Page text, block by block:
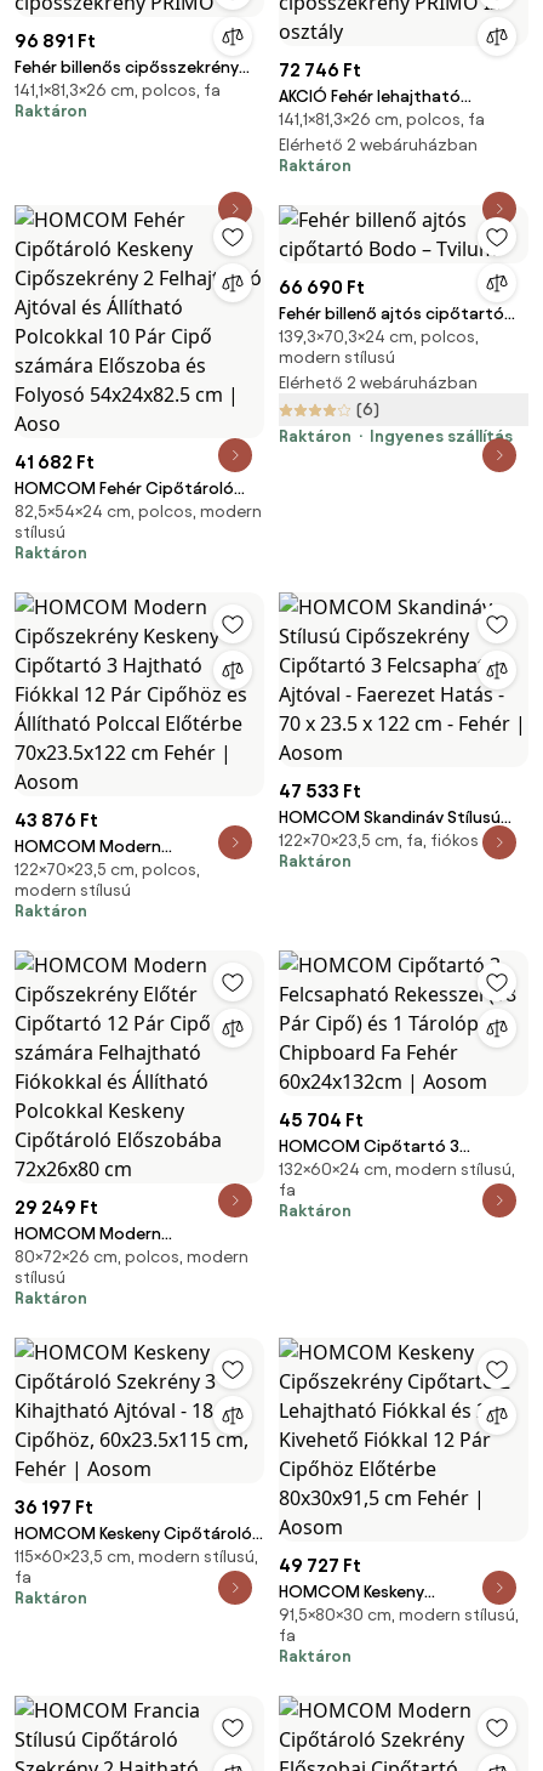
96 891 Ft
Fehér billenős cipősszekrény
PRIMO
141,1×81,3×26 cm, polcos, fa
Raktáron
72 746 Ft
AKCIÓ Fehér lehajtható
cipősszekrény PRIMO II. osztály
141,1×81,3×26 cm, polcos, fa
Elérhető 2 webáruházban
Raktáron
41 682 Ft
HOMCOM Fehér Cipőtároló
Keskeny Cipőszekrény 2
Felhajtható Ajtóval és Állítható
Polcokkal 10 Pár Cipő számára
54x24x82.5 cm | Aoso
82,5×54×24 cm, polcos, modern
stílusú
Raktáron
66 690 Ft
Fehér billenő ajtós cipőtartó
Bodo – Tvilum
139,3×70,3×24 cm, polcos,
modern stílusú
Elérhető 2 webáruházban
(6)
Raktáron
Ingyenes szállítás
43 876 Ft
HOMCOM Modern
Cipőszekrény Keskeny
Cipőtartó 3 Hajtható Fiókkal 12
Pár Cipőhöz és Állítható Polccal
Aosom
122×70×23,5 cm, polcos,
modern stílusú
Raktáron
47 533 Ft
HOMCOM Skandináv Stílusú
Cipőszekrény Cipőtartó 3
Felcsapható Ajtóval - Faerezet
122×70×23,5 cm, fa, fiókos
Raktáron
29 249 Ft
HOMCOM Modern
Cipőszekrény Előtér Cipőtartó
12 Pár Cipő számára
Felhajtható Fiókokkal és
Cipőtároló Előszobába
72x26x80 cm
80×72×26 cm, polcos, modern
stílusú
Raktáron
45 704 Ft
HOMCOM Cipőtartó 3
Felcsapható Rekesszel (18 Pár
Cipő) és 1 Tárolópolc
Chipboard Fa Fehér
132×60×24 cm, modern stílusú,
fa
Raktáron
36 197 Ft
HOMCOM Keskeny Cipőtároló
Szekrény 3 Kihajtható Ajtóval -
18 Pár Cipőhöz, 60x23.5x115 cm,
Fehér | Aosom
115×60×23,5 cm, modern stílusú,
fa
Raktáron
49 727 Ft
HOMCOM Keskeny
Cipőszekrény Cipőtartó 2
Lehajtható Fiókkal és 2
Kivehető Fiókkal 12 Pár Cipőhöz
Aosom
91,5×80×30 cm, modern stílusú,
fa
Raktáron